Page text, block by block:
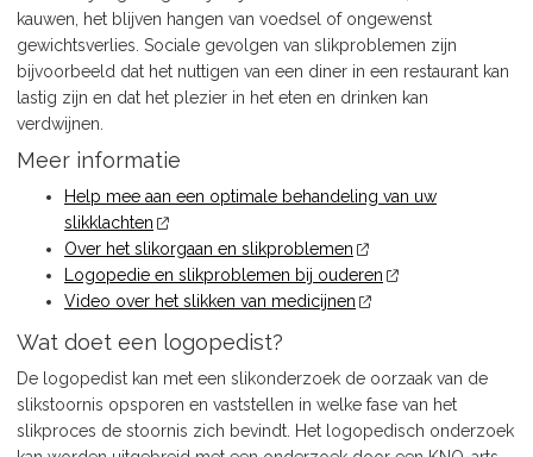
kauwen, het blijven hangen van voedsel of ongewenst
gewichtsverlies. Sociale gevolgen van slikproblemen zijn
bijvoorbeeld dat het nuttigen van een diner in een restaurant kan
lastig zijn en dat het plezier in het eten en drinken kan
verdwijnen.
Meer informatie
Help mee aan een optimale behandeling van uw
slikklachten
Over het slikorgaan en slikproblemen
Logopedie en slikproblemen bij ouderen
Video over het slikken van medicijnen
Wat doet een logopedist?
De logopedist kan met een slikonderzoek de oorzaak van de
slikstoornis opsporen en vaststellen in welke fase van het
slikproces de stoornis zich bevindt. Het logopedisch onderzoek